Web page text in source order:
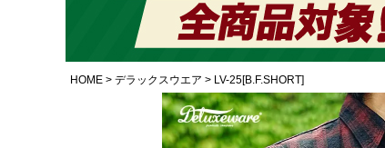
HOME デラックスウエア LV-25[B.F.SHORT]